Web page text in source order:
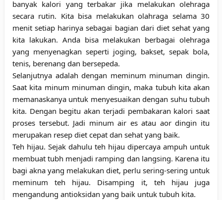
banyak kalori yang terbakar jika melakukan olehraga
secara rutin. Kita bisa melakukan olahraga selama 30
menit setiap harinya sebagai bagian dari diet sehat yang
kita lakukan. Anda bisa melakukan berbagai olehraga
yang menyenagkan seperti joging, bakset, sepak bola,
tenis, berenang dan bersepeda.
Selanjutnya adalah dengan meminum minuman dingin.
Saat kita minum minuman dingin, maka tubuh kita akan
memanaskanya untuk menyesuaikan dengan suhu tubuh
kita. Dengan begitu akan terjadi pembakaran kalori saat
proses tersebut. Jadi minum air es atau aor dingin itu
merupakan resep diet cepat dan sehat yang baik.
Teh hijau. Sejak dahulu teh hijau dipercaya ampuh untuk
membuat tubh menjadi ramping dan langsing. Karena itu
bagi akna yang melakukan diet, perlu sering-sering untuk
meminum teh hijau. Disamping it, teh hijau juga
mengandung antioksidan yang baik untuk tubuh kita.